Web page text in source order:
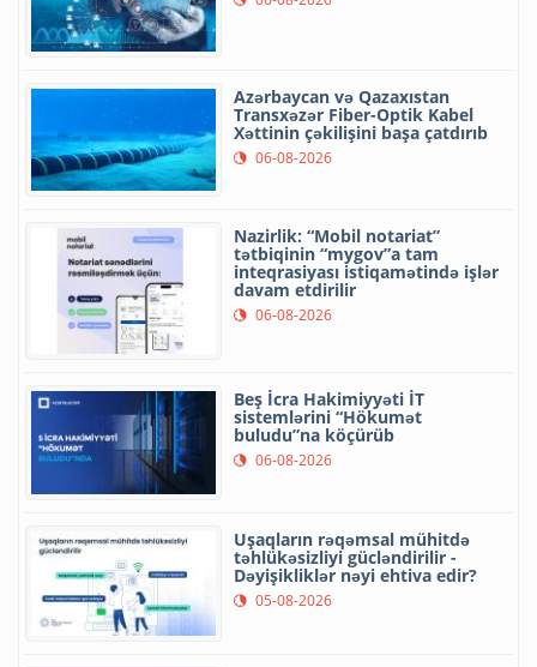
Azərbaycan və Qazaxıstan
Transxəzər Fiber-Optik Kabel
Xəttinin çəkilişini başa çatdırıb
06-08-2026
Nazirlik: “Mobil notariat”
tətbiqinin “mygov”a tam
inteqrasiyası istiqamətində işlər
davam etdirilir
06-08-2026
Beş İcra Hakimiyyəti İT
sistemlərini “Hökumət
buludu”na köçürüb
06-08-2026
Uşaqların rəqəmsal mühitdə
təhlükəsizliyi gücləndirilir -
Dəyişikliklər nəyi ehtiva edir?
05-08-2026